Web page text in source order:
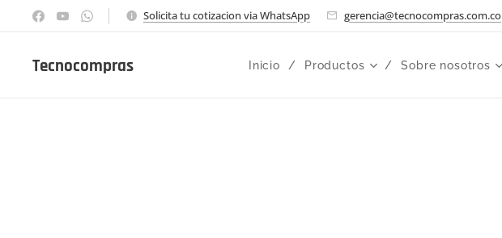
Solicita tu cotizacion via WhatsApp gerencia@tecnocompras.com.co
Tecnocompras Inicio Productos Sobre nosotros